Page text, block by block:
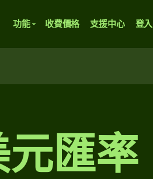
功能 收費價格 支援中心 登入
匯率